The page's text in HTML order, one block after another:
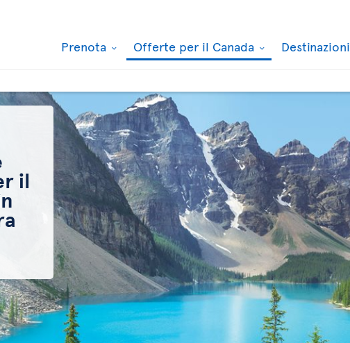
Prenota Offerte per il Canada Destinazioni
il